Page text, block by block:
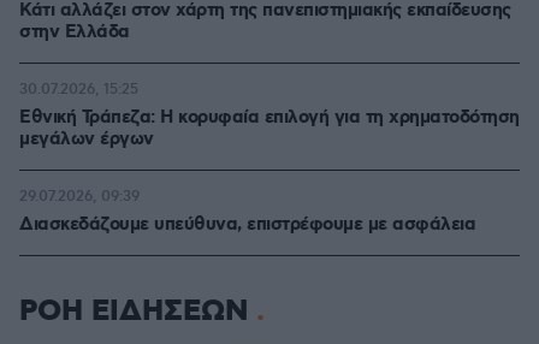
Κάτι αλλάζει στον χάρτη της πανεπιστημιακής εκπαίδευσης
στην Ελλάδα
Εθνική Τράπεζα: Η κορυφαία επιλογή για τη χρηματοδότηση
μεγάλων έργων
30.07.2026, 15:25
Διασκεδάζουμε υπεύθυνα, επιστρέφουμε με ασφάλεια
29.07.2026, 09:39
ΡΟΗ ΕΙΔΗΣΕΩΝ